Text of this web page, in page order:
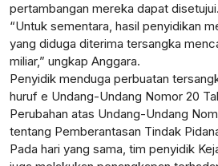
pertambangan mereka dapat disetujui.
“Untuk sementara, hasil penyidikan
yang diduga diterima tersangka
miliar,” ungkap Anggara.
Penyidik menduga perbuatan
huruf e Undang-Undang Nomor 20
Perubahan atas Undang-Undang
tentang Pemberantasan Tindak
Pada hari yang sama, tim penyidik